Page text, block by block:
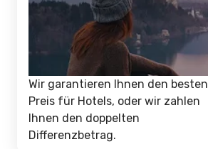
Wir garantieren Ihnen den besten
Preis für Hotels, oder wir zahlen
Ihnen den doppelten
Differenzbetrag.